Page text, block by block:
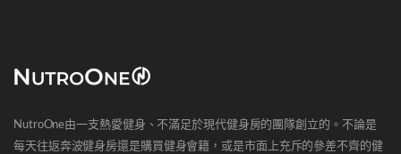
NutroOne由一支熱愛健身、不滿足於現代健身房的團隊創立的。不論是
每天往返奔波健身房還是購買健身會籍，或是市面上充斥的參差不齊的健